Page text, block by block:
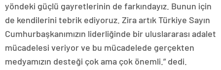
yöndeki güçlü gayretlerinin de farkındayız. Bunun için
de kendilerini tebrik ediyoruz. Zira artık Türkiye Sayın
Cumhurbaşkanımızın liderliğinde bir uluslararası adalet
mücadelesi veriyor ve bu mücadelede gerçekten
medyamızın desteği çok ama çok önemli.” dedi.